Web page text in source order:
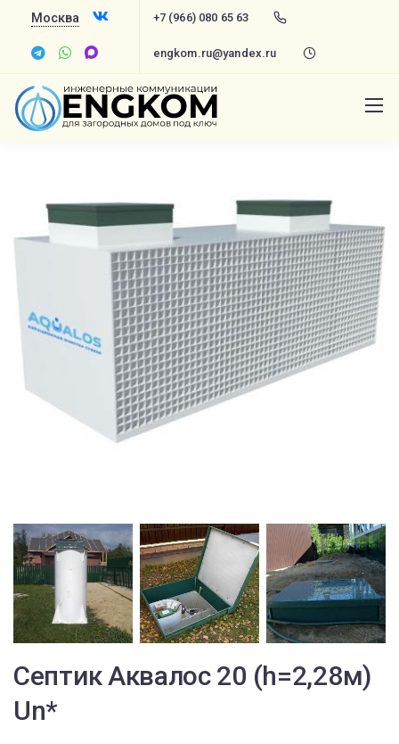
Москва +7 (966) 080 65 63
engkom.ru@yandex.ru
Септик Аквалос 20 (h=2,28м)
Un*